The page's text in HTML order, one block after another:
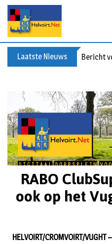
Laatste Nieuws Bericht
RABO
ook op het
HELVOIRT/CROMVOIRT/